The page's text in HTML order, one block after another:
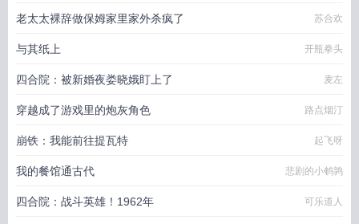
老太太裸辞做保姆家里家外杀疯了 苏合欢
与其纸上 开瓶拳头
四合院：被新婚夜娄晓娥盯上了 麦左
穿越成了游戏里的炮灰角色 路点烟汀
崩铁：我能前往提瓦特 起飞呀
我的餐馆通古代 悲剧的小鹌鹑
四合院：战斗英雄！1962年 可乐道人